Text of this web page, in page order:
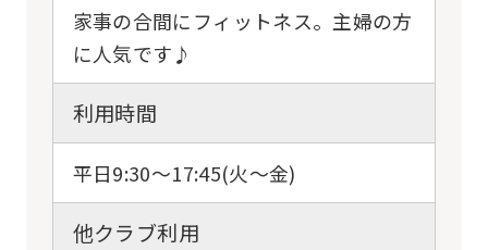
家事の合間にフィットネス。主婦の方
に人気です♪
利用時間
平日9:30〜17:45(火〜金)
他クラブ利用